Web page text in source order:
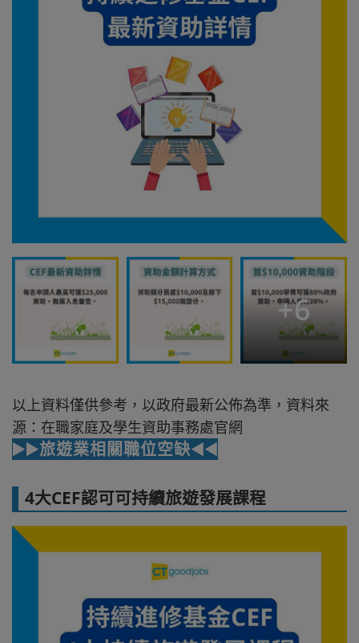
+6
以上資料僅供參考，以政府最新公佈為準，資料來
源：在職家庭及學生資助事務處官網
▶️▶️旅遊業相關職位空缺◀️◀️
4大CEF認可可持續旅遊發展課程